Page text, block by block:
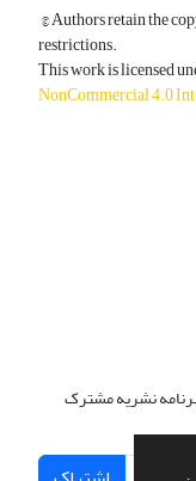
© Authors retain the
restrictions.
This work is licensed
NonCommercial 4.0
نشریه مشترک